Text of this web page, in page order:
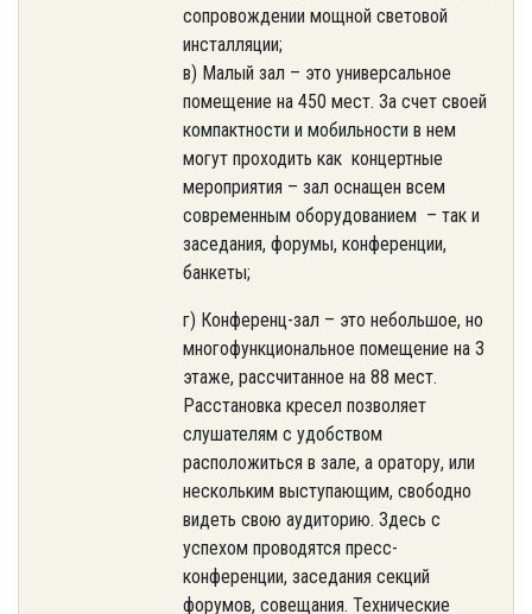
сопровождении мощной световой
инсталляции;
в) Малый зал – это универсальное
помещение на 450 мест. За счет своей
компактности и мобильности в нем
могут проходить как концертные
мероприятия – зал оснащен всем
современным оборудованием – так и
заседания, форумы, конференции,
банкеты;
г) Конференц-зал – это небольшое, но
многофункциональное помещение на 3
этаже, рассчитанное на 88 мест.
Расстановка кресел позволяет
слушателям с удобством
расположиться в зале, а оратору, или
нескольким выступающим, свободно
видеть свою аудиторию. Здесь с
успехом проводятся пресс-
конференции, заседания секций
форумов, совещания. Технические